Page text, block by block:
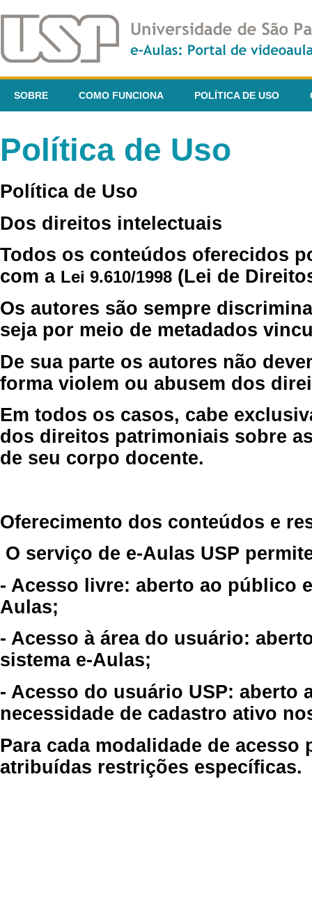
SOBRE COMO FUNCIONA POLÍTICA DE USO
Política de Uso
Política de Uso
Dos direitos intelectuais
Todos os conteúdos oferecidos
com a Lei 9.610/1998 (Lei de
Os autores são sempre
seja por meio de metadados
De sua parte os autores não
forma violem ou abusem dos
Em todos os casos, cabe
dos direitos patrimoniais sobre
de seu corpo docente.
Oferecimento dos conteúdos e
O serviço de e-Aulas USP
- Acesso livre: aberto ao público
Aulas;
- Acesso à área do usuário:
sistema e-Aulas;
- Acesso do usuário USP: aberto
necessidade de cadastro ativo
Para cada modalidade de
atribuídas restrições específicas.